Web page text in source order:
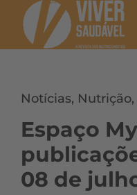
Notícias, Nutrição,
Espaço
08 de